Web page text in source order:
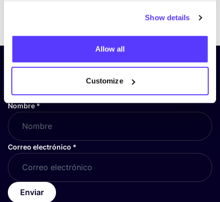
Show details
Allow all
Customize
Previous
¡Suscríbete a nuestro boletín
y mantente informado!
Nombre*
Correo electrónico *
Enviar